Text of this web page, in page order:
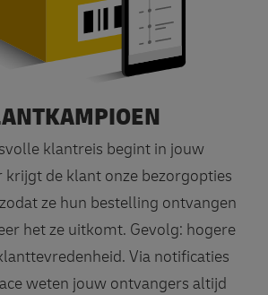
klantreis begint in jouw
krijgt de klant onze bezorgopties
ze hun bestelling ontvangen
het ze uitkomt. Gevolg: hogere
Via notificaties
weten jouw ontvangers altijd